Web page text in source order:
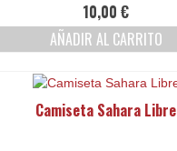
10,00€
AÑADIR AL CARRITO
Camiseta Sahara Libre